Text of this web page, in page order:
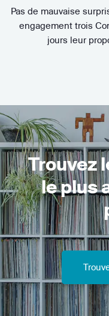
Pas de mauvaise
engagement trois
jours leur
Trouvez
le plus